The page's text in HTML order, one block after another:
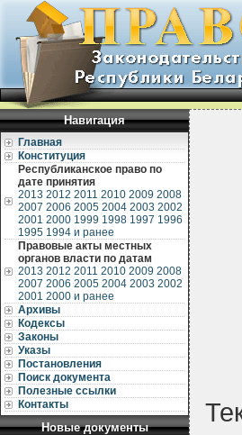
Навигация
Главная
Конституция
Республиканское право по
дате принятия
2013 2012 2011 2010 2009 2008
2007 2006 2005 2004 2003 2002
2001 2000 1999 1998 1997 1996
1995 1994 и ранее
Правовые акты местных
органов власти по датам
2013 2012 2011 2010 2009 2008
2007 2006 2005 2004 2003 2002
2001 2000 и ранее
Архивы
Кодексы
Законы
Указы
Постановления
Поиск документа
Полезные ссылки
Контакты
Новые документы